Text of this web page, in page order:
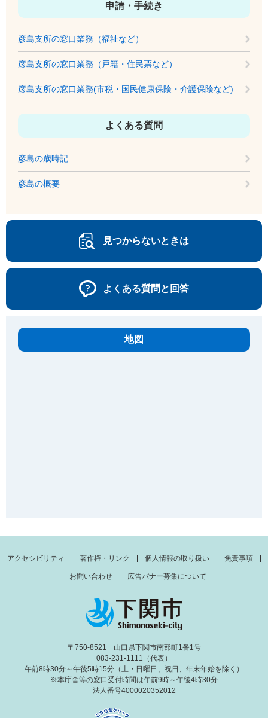
申請・手続き
彦島支所の窓口業務（福祉など）
彦島支所の窓口業務（戸籍・住民票など）
彦島支所の窓口業務(市税・国民健康保険・介護保険など)
よくある質問
彦島の歳時記
彦島の概要
見つからないときは
よくある質問と回答
地図
アクセシビリティ 著作権・リンク 個人情報の取り扱い 免責事項
お問い合わせ 広告バナー募集について
〒750-8521 山口県下関市南部町1番1号
083-231-1111（代表）
午前8時30分～午後5時15分（土・日曜日、祝日、年末年始を除く）
※本庁舎等の窓口受付時間は午前9時～午後4時30分
法人番号4000020352012